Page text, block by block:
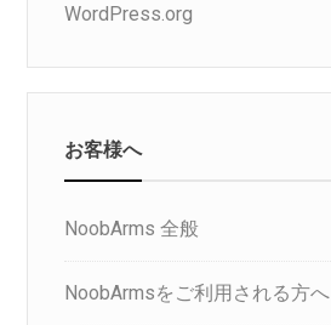
WordPress.org
お客様へ
NoobArms 全般
NoobArmsをご利用される方へ